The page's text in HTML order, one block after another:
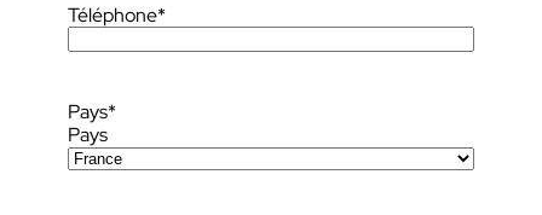
Téléphone*
Pays*
Pays